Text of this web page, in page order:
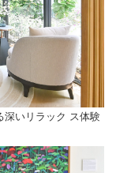
深いリラック ス体験